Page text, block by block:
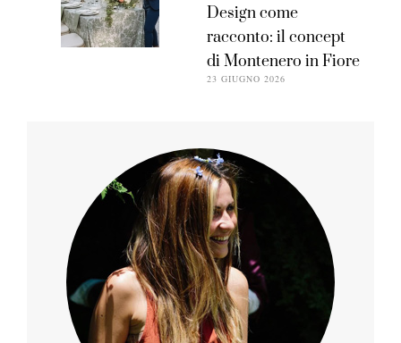
Design come
racconto: il concept
di Montenero in Fiore
23 GIUGNO 2026